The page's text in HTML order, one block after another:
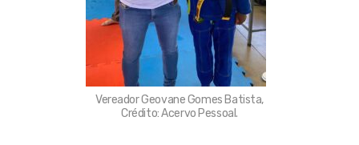
Vereador Geovane Gomes Batista,
Crédito: Acervo Pessoal.